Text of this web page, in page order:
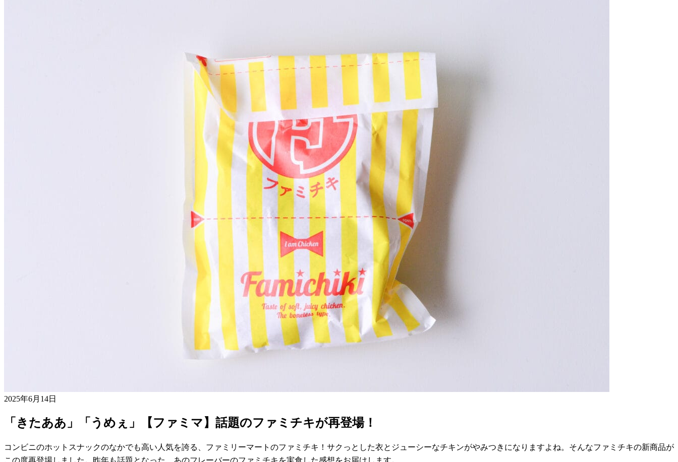
2025年6月14日
「きたああ」「うめぇ」【ファミマ】話題のファミチキが再登場！
コンビニのホットスナックのなかでも高い人気を誇る、ファミリーマートのファミチキ！サクっとした衣とジューシーなチキンがやみつきになりますよね。そんなファミチキの新商品が
この度再登場しました。昨年も話題となった、あのフレーバーのファミチキを実食した感想をお届けします。